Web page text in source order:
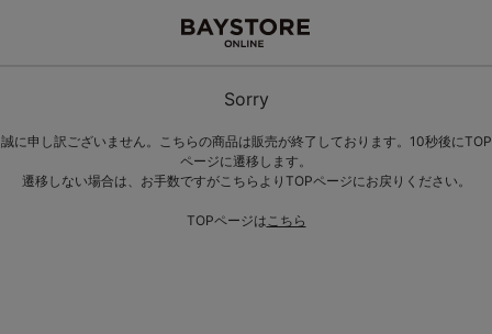
Sorry
誠に申し訳ございません。こちらの商品は販売が終了しております。10秒後にTOP
ページに遷移します。
遷移しない場合は、お手数ですがこちらよりTOPページにお戻りください。
TOPページはこちら